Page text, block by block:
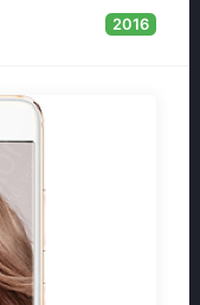
2016